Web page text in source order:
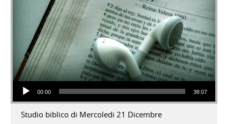
Audio Player
00:00 38:07
Studio biblico di Mercoledi 21 Dicembre